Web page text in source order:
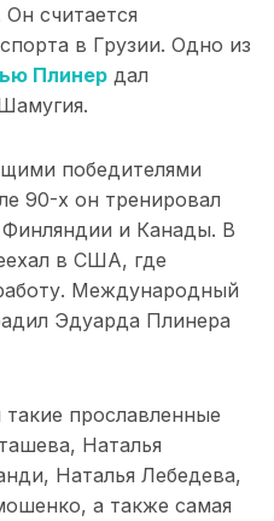
считается
в Грузии. Одно из
Плинер дал
победителями
90-х он тренировал
и Канады. В
в США, где
Международный
Эдуарда Плинера
прославленные
Наталья
Наталья Лебедева,
а также самая